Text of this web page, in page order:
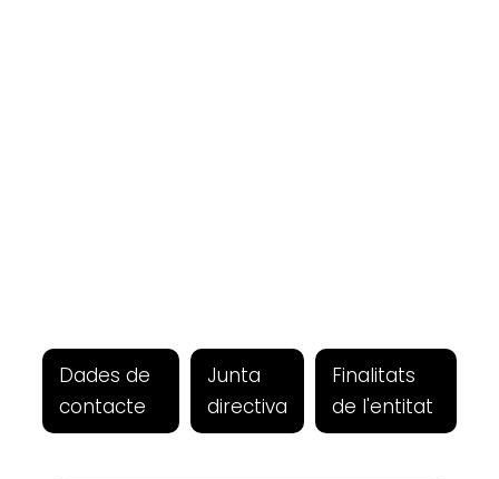
Dades de
contacte
Junta
directiva
Finalitats
de l'entitat